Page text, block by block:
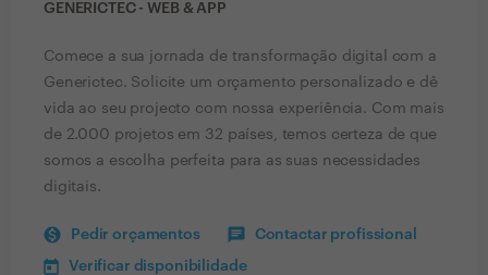
GENERICTEC - WEB & APP
Comece a sua jornada de transformação digital com a
Generictec. Solicite um orçamento personalizado e dê
vida ao seu projecto com nossa experiência. Com mais
de 2.000 projetos em 32 países, temos certeza de que
somos a escolha perfeita para as suas necessidades
digitais.
Pedir orçamentos Contactar profissional
Verificar disponibilidade